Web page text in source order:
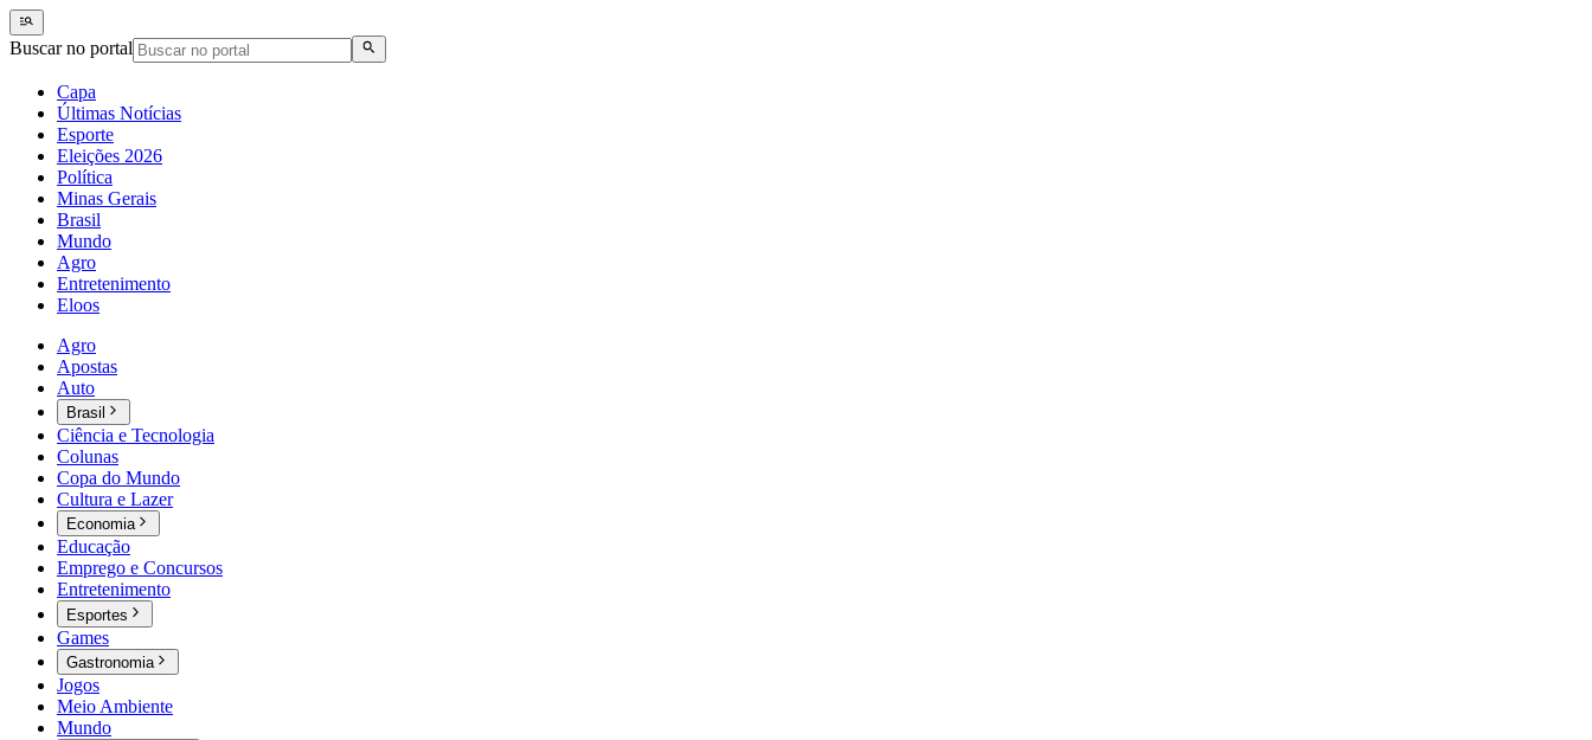
Buscar no portal
Capa
Últimas Notícias
Esporte
Eleições 2026
Política
Minas Gerais
Brasil
Mundo
Agro
Entretenimento
Eloos
Agro
Apostas
Auto
Brasil
Ciência e Tecnologia
Colunas
Copa do Mundo
Cultura e Lazer
Economia
Educação
Emprego e Concursos
Entretenimento
Esportes
Games
Gastronomia
Jogos
Meio Ambiente
Mundo